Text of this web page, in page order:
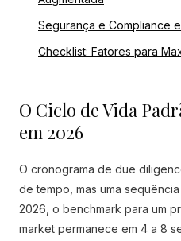
Segurança e Compliance
Checklist: Fatores para
O Ciclo de Vida
em 2026
O cronograma de due
de tempo, mas uma
2026, o benchmark para um
market permanece em 4 a 8